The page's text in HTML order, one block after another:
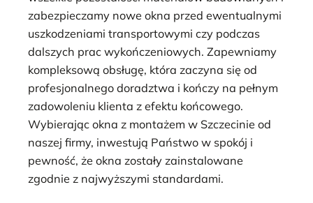
zabezpieczamy nowe okna przed ewentualnymi
uszkodzeniami transportowymi czy podczas
dalszych prac wykończeniowych. Zapewniamy
kompleksową obsługę, która zaczyna się od
profesjonalnego doradztwa i kończy na pełnym
zadowoleniu klienta z efektu końcowego.
Wybierając okna z montażem w Szczecinie od
naszej firmy, inwestują Państwo w spokój i
pewność, że okna zostały zainstalowane
zgodnie z najwyższymi standardami.